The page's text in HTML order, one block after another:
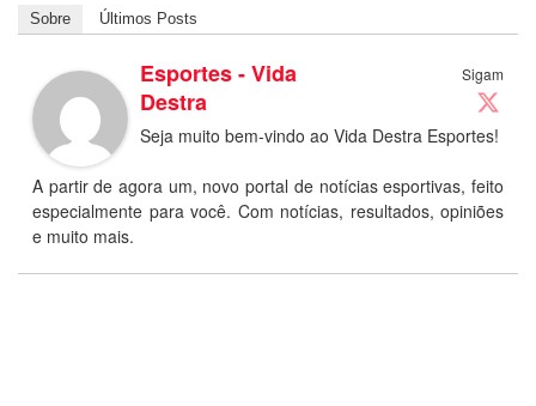
Sobre Últimos Posts
Sigam
Esportes - Vida
Destra
Seja muito bem-vindo ao Vida Destra Esportes!
A partir de agora um, novo portal de notícias esportivas, feito
especialmente para você. Com notícias, resultados, opiniões
e muito mais.